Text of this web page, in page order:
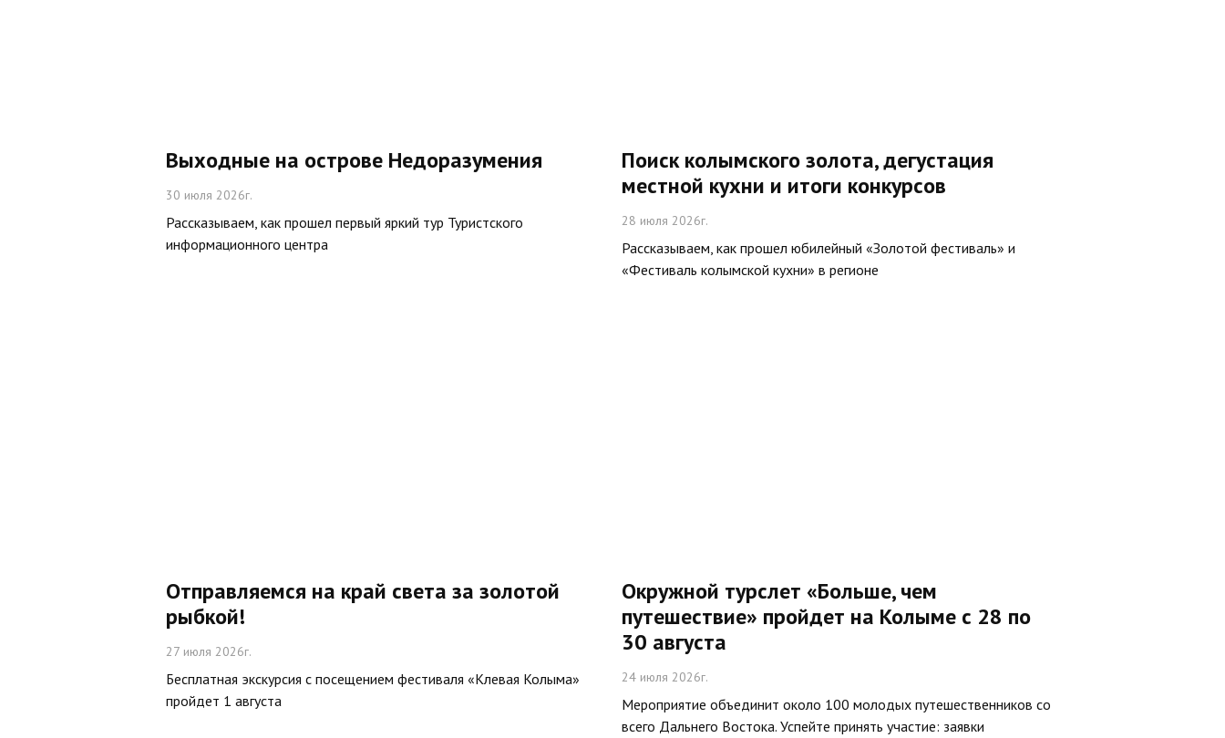
Выходные на острове Недоразумения
30 июля 2026г.
Рассказываем, как прошел первый яркий тур Туристского
информационного центра
Поиск колымского золота, дегустация
местной кухни и итоги конкурсов
28 июля 2026г.
Рассказываем, как прошел юбилейный «Золотой фестиваль» и
«Фестиваль колымской кухни» в регионе
Отправляемся на край света за золотой
рыбкой!
27 июля 2026г.
Бесплатная экскурсия с посещением фестиваля «Клевая Колыма»
пройдет 1 августа
Окружной турслет «Больше, чем
путешествие» пройдет на Колыме с 28 по
30 августа
24 июля 2026г.
Мероприятие объединит около 100 молодых путешественников со
всего Дальнего Востока. Успейте принять участие: заявки